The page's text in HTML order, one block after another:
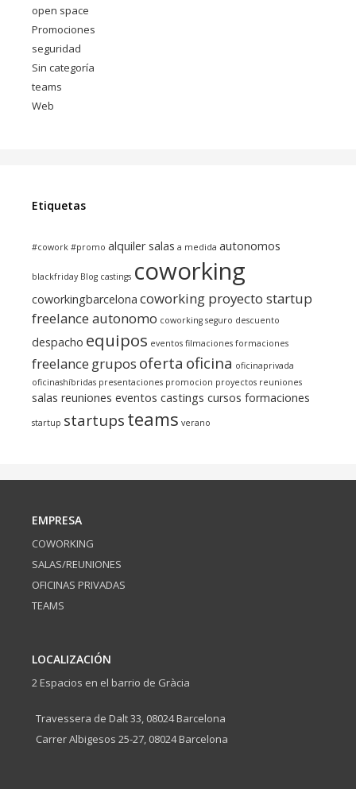
open space
Promociones
seguridad
Sin categoría
teams
Web
Etiquetas
#cowork #promo alquiler salas a medida autonomos
blackfriday Blog castings coworking
coworkingbarcelona coworking proyecto startup
freelance autonomo coworking seguro descuento
despacho equipos eventos filmaciones formaciones
freelance grupos oferta oficina oficinaprivada
oficinashíbridas presentaciones promocion proyectos reuniones
salas reuniones eventos castings cursos formaciones
startup startupsteams verano
EMPRESA
COWORKING
SALAS/REUNIONES
OFICINAS PRIVADAS
TEAMS
LOCALIZACIÓN
2 Espacios en el barrio de Gràcia
Travessera de Dalt 33, 08024 Barcelona
Carrer Albigesos 25-27, 08024 Barcelona